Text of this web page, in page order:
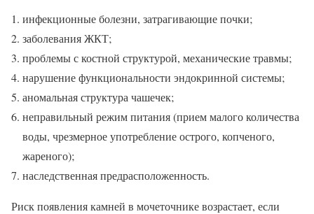
инфекционные болезни, затрагивающие почки;
заболевания ЖКТ;
проблемы с костной структурой, механические травмы;
нарушение функциональности эндокринной системы;
аномальная структура чашечек;
неправильный режим питания (прием малого количества
воды, чрезмерное употребление острого, копченого,
жареного);
наследственная предрасположенность.
Риск появления камней в мочеточнике возрастает, если